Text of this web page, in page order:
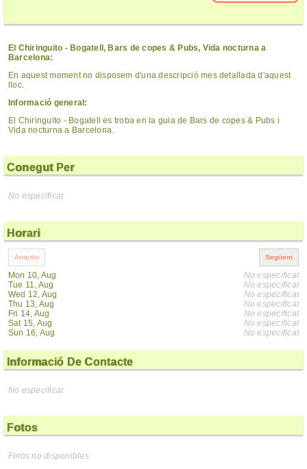
El Chiringuito - Bogatell, Bars de copes & Pubs, Vida nocturna a
Barcelona:
En aquest moment no disposem d'una descripció mes detallada d'aquest
lloc.
Informació general:
El Chiringuito - Bogatell es troba en la guia de Bars de copes & Pubs i
Vida nocturna a Barcelona.
Conegut Per
No especificat
Horari
Mon 10, Aug
Tue 11, Aug
Wed 12, Aug
Thu 13, Aug
Fri 14, Aug
Sat 15, Aug
Sun 16, Aug
No especificat
No especificat
No especificat
No especificat
No especificat
No especificat
No especificat
Informació De Contacte
No especificat
Fotos
Fotos no disponibles